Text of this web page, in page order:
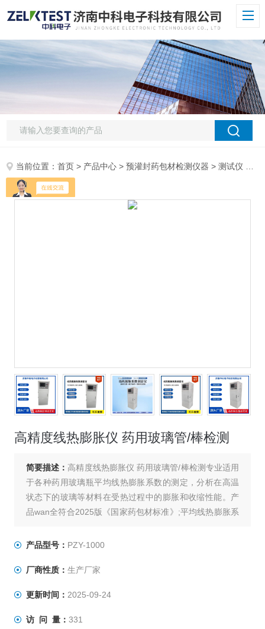
当前位置：首页 > 产品中心 >预灌封药包材检测仪器 >测试仪
高精度线热膨胀仪 药用玻璃管/棒检测
简要描述： 高精度线热膨胀仪 药用玻璃管/棒检测专业适用
于各种药用玻璃瓶平均线热膨胀系数的测定，分析在高温
状态下的玻璃等材料在受热过程中的膨胀和收缩性能。产
品wan全符合2025版《国家药包材标准》;平均线热膨胀系
产品型号： PZY-1000
厂商性质： 生产厂家
更新时间： 2025-09-24
访 问 量： 331